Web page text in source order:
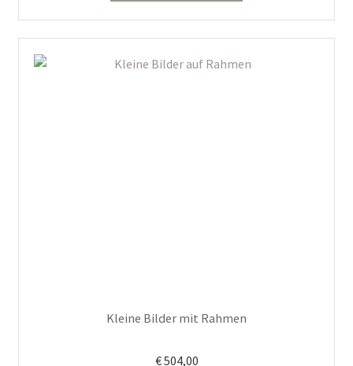
Kleine Bilder mit Rahmen
€504,00